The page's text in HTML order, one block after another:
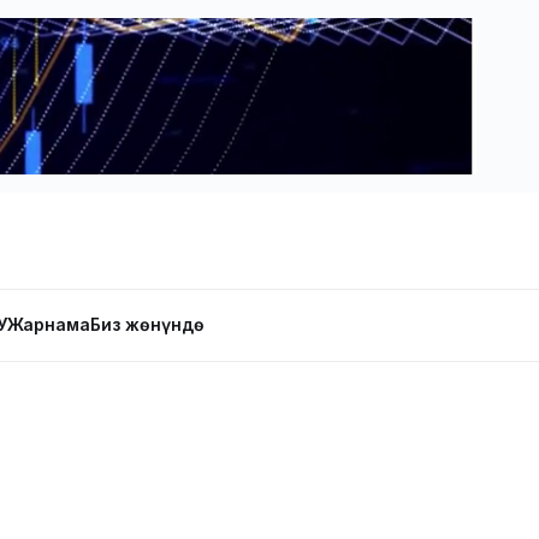
ЖарнамаБиз жөнүндө